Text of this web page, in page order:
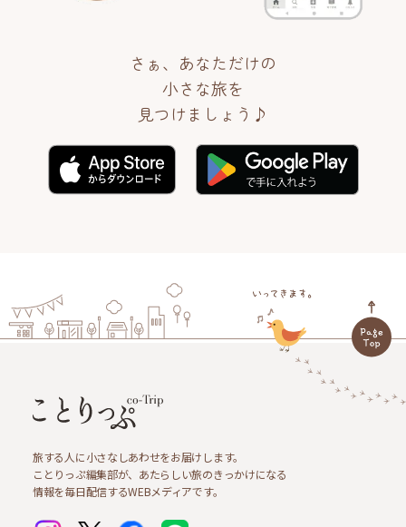
さぁ、あなただけの
小さな旅を
見つけましょう♪
旅する人に小さなしあわせをお届けします。
ことりっぷ編集部が、あたらしい旅のきっかけになる
情報を毎日配信するWEBメディアです。